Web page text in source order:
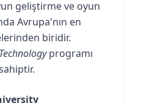
geliştirme ve oyun
Avrupa'nın en
biridir.
programı